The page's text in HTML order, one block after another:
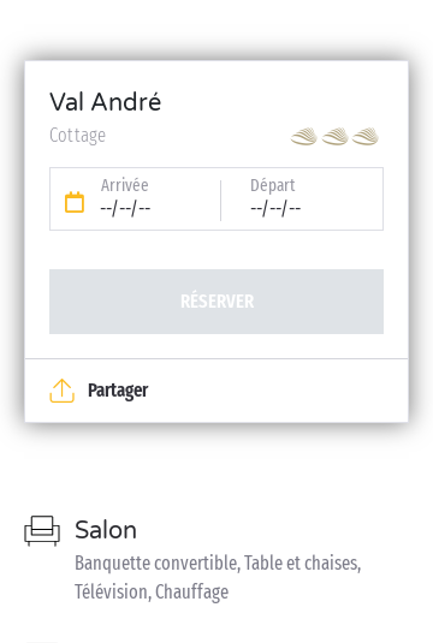
Val André
Cottage
Arrivée
--/--/--
Départ
--/--/--
RÉSERVER
Partager
Salon
Banquette convertible, Table et chaises,
Télévision, Chauffage